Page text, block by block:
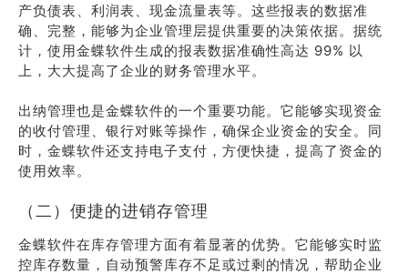
产负债表、利润表、现金流量表等。这些报表的数据准
确、完整，能够为企业管理层提供重要的决策依据。据统
计，使用金蝶软件生成的报表数据准确性高达 99% 以
上，大大提高了企业的财务管理水平。
出纳管理也是金蝶软件的一个重要功能。它能够实现资金
的收付管理、银行对账等操作，确保企业资金的安全。同
时，金蝶软件还支持电子支付，方便快捷，提高了资金的
使用效率。
（二）便捷的进销存管理
金蝶软件在库存管理方面有着显著的优势。它能够实时监
控库存数量，自动预警库存不足或过剩的情况，帮助企业